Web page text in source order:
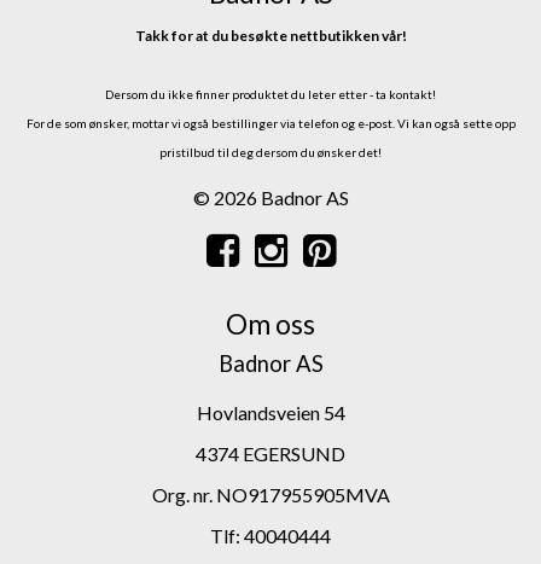
Takk for at du besøkte nettbutikken vår!
Dersom du ikke finner produktet du leter etter - ta kontakt!
For de som ønsker, mottar vi også bestillinger via telefon og e-post.Vi kan også sette opp
pristilbud til deg dersom du ønsker det!
© 2026 Badnor AS
Om oss
Badnor AS
Hovlandsveien 54
4374 EGERSUND
Org. nr. NO917955905MVA
Tlf: 40040444